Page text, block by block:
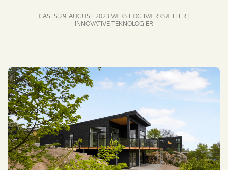
CASES 29. AUGUST 2023 VÆKST OG IVÆRKSÆTTERI
INNOVATIVE TEKNOLOGIER